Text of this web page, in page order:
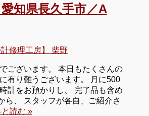
知県長久手市／A
計修理工房】 柴野
ございます。 本日もたくさんの
有り難うございます。 月に500
計をお預かりし、 完了品も含め
ら、 スタッフが各自、ご紹介さ
と読む »